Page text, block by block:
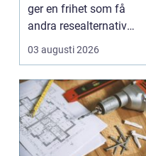
ger en frihet som få
andra resealternativ
erbjuder. Gruppen ...
03 augusti 2026